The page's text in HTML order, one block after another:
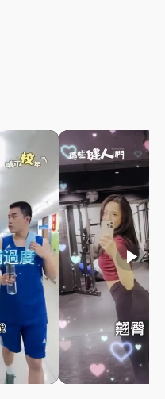
play_arrow